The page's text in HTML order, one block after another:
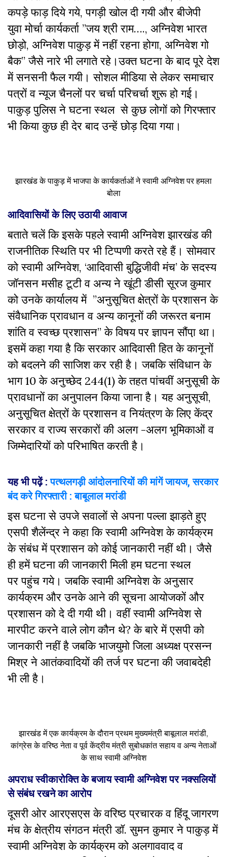
कपड़े फाड़ दिये गये, पगड़ी खोल दी गयी और बीजेपी
युवामोर्चा कार्यकर्ता ”जय श्री राम…., अग्निवेश भारत
छोड़ो, अग्निवेश पाकुड़ में नहीं रहना होगा, अग्निवेश गो
बैक” जैसे नारे भी लगाते रहे।उक्त घटना के बाद पूरे देश
में सनसनी फैल गयी। सोशल मीडिया से लेकर समाचार
पत्रों व न्यूज चैनलों पर चर्चा परिचर्चा शुरू हो गई।
पाकुड़ पुलिस ने घटना स्थल से कुछ लोगों को गिरफ्तार
भी किया कुछ ही देर बादउन्हें छोड़ दिया गया।
झारखंड के पाकुड़ में भाजपा के कार्यकर्ताओं ने स्वामी अग्निवेश पर हमला
बोला
आदिवासियों के लिए उठायी आवाज
बताते चलें कि इसके पहले स्वामी अग्निवेश झारखंड की
राजनीतिक स्थिति पर भी टिप्पणी करते रहे हैं। सोमवार
को स्वामी अग्निवेश, ‘आदिवासी बुद्धिजीवी मंच’ के सदस्य
जॉनसन मसीह टूटी व अन्य ने खूंटी डीसी सूरज कुमार
को उनके कार्यालय में ”अनुसूचित क्षेत्रों के प्रशासन के
संवैधानिक प्रावधान व अन्य कानूनों की जरूरत बनाम
शांति व स्वच्छ प्रशासन” के विषय पर ज्ञापन सौंपा़ था।
इसमें कहा गया है कि सरकार आदिवासी हित के कानूनों
को बदलने की साजिश कर रही है। जबकि संविधान के
भाग 10 के अनुच्छेद 244(1) के तहत पांचवीं अनुसूची के
प्रावधानों का अनुपालन किया जाना है। यह अनुसूची,
अनुसूचित क्षेत्रों के प्रशासन व नियंत्रण के लिए केंद्र
सरकार व राज्य सरकारों की अलग -अलग भूमिकाओं व
जिम्मेदारियों को परिभाषित करती है।
यह भी पढ़ें :पत्थलगड़ी आंदोलनारियों की मांगें जायज, सरकार
बंद करे गिरफ्तारी : बाबूलाल मरांडी
इस घटना से उपजे सवालों से अपना पल्ला झाड़ते हुए
एसपी शैलेंन्द्र ने कहा कि स्वामी अग्निवेश के कार्यक्रम
के संबंध में प्रशासन को कोई जानकारी नहीं थी। जैसे
ही हमें घटना की जानकारी मिली हम घटना स्थल
परपहुंच गये। जबकि स्वामी अग्निवेश के अनुसार
कार्यक्रम और उनके आने की सूचना आयोजकों और
प्रशासन को दे दी गयी थी। वहीं स्वामी अग्निवेश से
मारपीट करने वाले लोग कौन थे? के बारे में एसपी को
जानकारी नहीं है जबकि भाजयुमो जिला अध्यक्ष प्रसन्न
मिश्र ने आतंकवादियों की तर्ज पर घटना की जवाबदेही
भी ली है।
झारखंड में एक कार्यक्रम के दौरान प्रथम मुख्यमंत्री बाबूलाल मरांडी,
कांग्रेस के वरिष्ठ नेता व पूर्व केंद्रीय मंत्री सुबोधकांत सहाय व अन्य नेताओं
के साथ स्वामी अग्निवेश
अपराध स्वीकारोक्ति के बजाय स्वामी अग्निवेश पर नक्सलियों
से संबंध रखने का आरोप
दूसरी ओर आरएसएस के वरिष्ठ प्रचारक व हिंदू जागरण
मंच के क्षेत्रीय संगठन मंत्री डॉ. सुमन कुमार ने पाकुड़ में
स्वामी अग्निवेश के कार्यक्रम को अलगाववाद व